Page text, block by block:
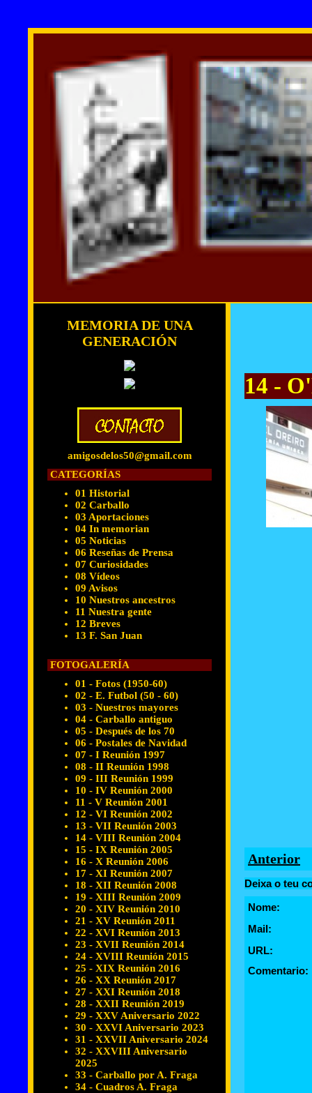
MEMORIA DE UNA
GENERACIÓN
amigosdelos50@gmail.com
CATEGORÍAS
01 Historial
02 Carballo
03 Aportaciones
04 In memorian
05 Noticias
06 Reseñas de Prensa
07 Curiosidades
08 Vídeos
09 Avisos
10 Nuestros ancestros
11 Nuestra gente
12 Breves
13 F. San Juan
FOTOGALERÍA
01 - Fotos (1950-60)
02 - E. Futbol (50 - 60)
03 - Nuestros mayores
04 - Carballo antiguo
05 - Después de los 70
06 - Postales de Navidad
07 - I Reunión 1997
08 - II Reunión 1998
09 - III Reunión 1999
10 - IV Reunión 2000
11 - V Reunión 2001
12 - VI Reunión 2002
13 - VII Reunión 2003
14 - VIII Reunión 2004
15 - IX Reunión 2005
16 - X Reunión 2006
17 - XI Reunión 2007
18 - XII Reunión 2008
19 - XIII Reunión 2009
20 - XIV Reunión 2010
21 - XV Reunión 2011
22 - XVI Reunión 2013
23 - XVII Reunión 2014
24 - XVIII Reunión 2015
25 - XIX Reunión 2016
26 - XX Reunión 2017
27 - XXI Reunión 2018
28 - XXII Reunión 2019
29 - XXV Aniversario 2022
30 - XXVI Aniversario 2023
31 - XXVII Aniversario 2024
32 - XXVIII Aniversario
2025
33 - Carballo por A. Fraga
34 - Cuadros A. Fraga
14 -
Anterior
Deixa o teu
Nome:
Mail:
URL:
Comentario: